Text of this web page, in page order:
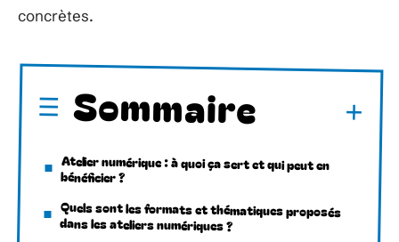
concrètes.
Sommaire
Atelier numérique : à quoi ça sert et qui peut en
bénéficier ?
Quels sont les formats et thématiques proposés
dans les ateliers numériques ?